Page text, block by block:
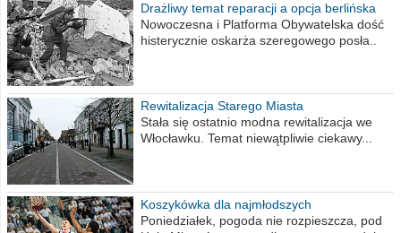
Drażliwy temat reparacji a opcja berlińska
Nowoczesna i Platforma Obywatelska dość
histerycznie oskarża szeregowego posła..
Rewitalizacja Starego Miasta
Stała się ostatnio modna rewitalizacja we
Włocławku. Temat niewątpliwie ciekawy...
Koszykówka dla najmłodszych
Poniedziałek, pogoda nie rozpieszcza, pod